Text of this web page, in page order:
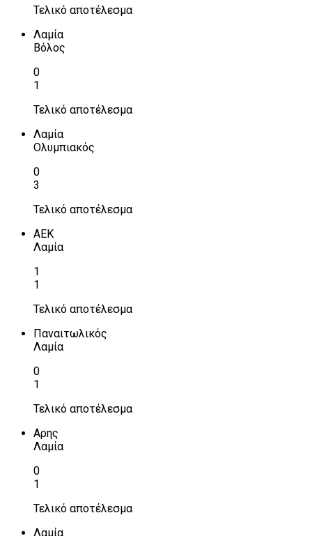
Τελικό αποτέλεσμα
Λαμία
Βόλος
0
1
Τελικό αποτέλεσμα
Λαμία
Ολυμπιακός
0
3
Τελικό αποτέλεσμα
ΑΕΚ
Λαμία
1
1
Τελικό αποτέλεσμα
Παναιτωλικός
Λαμία
0
1
Τελικό αποτέλεσμα
Αρης
Λαμία
0
1
Τελικό αποτέλεσμα
Λαμία